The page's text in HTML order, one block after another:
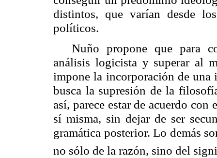
distintos, que varían desde
políticos.
Nuño propone que para
análisis logicista y superar al
impone la incorporación de
busca la supresión de la
así, parece estar de acuerdo con
sí misma, sin dejar de ser
gramática posterior. Lo demás
no sólo de la razón, sino del